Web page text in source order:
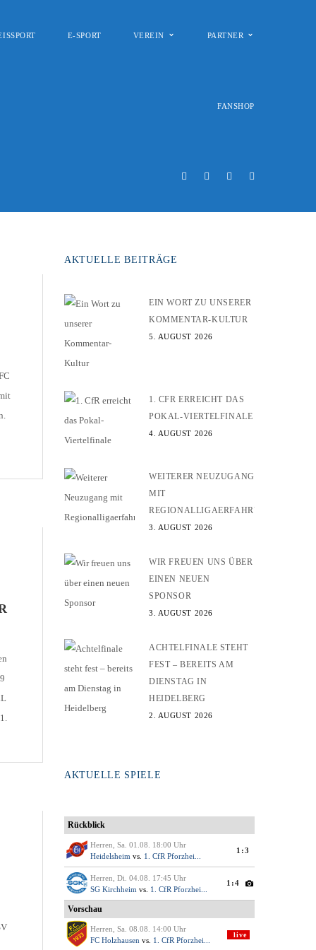
E-SPORT VEREIN PARTNER
FANSHOP
AKTUELLE BEITRÄGE
EIN WORT ZU UNSERER
KOMMENTAR-KULTUR
5. AUGUST 2026
1. CFR ERREICHT DAS
POKAL-VIERTELFINALE
4. AUGUST 2026
WEITERER NEUZUGANG
MIT
REGIONALLIGAERFAHRUNG
3. AUGUST 2026
WIR FREUEN UNS ÜBER
EINEN NEUEN
SPONSOR
3. AUGUST 2026
ACHTELFINALE STEHT
FEST – BEREITS AM
DIENSTAG IN
HEIDELBERG
2. AUGUST 2026
AKTUELLE SPIELE